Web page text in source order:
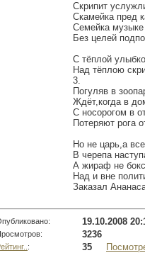
Скрипит
Скамейка пред
Семейка музыке
Без целей
С тёплой
Над тёплою
3.
Погуляв в
Ждёт,когда в
С носорогом в
Потеряют рога
Но не царь,а
В черепа
А жираф не
Над и вне
Заказал
19.10.2008
3236
: 35